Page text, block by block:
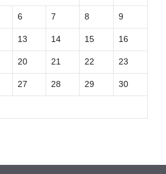
6 7 8 9
13 14 15 16
20 21 22 23
27 28 29 30